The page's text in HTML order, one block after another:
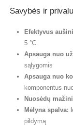
Savybės ir
Efektyvus
5 °C
Apsauga nuo
sąlygomis
Apsauga nuo
komponentus
Nuosėdų
Mėlyna spalva:
pildymą